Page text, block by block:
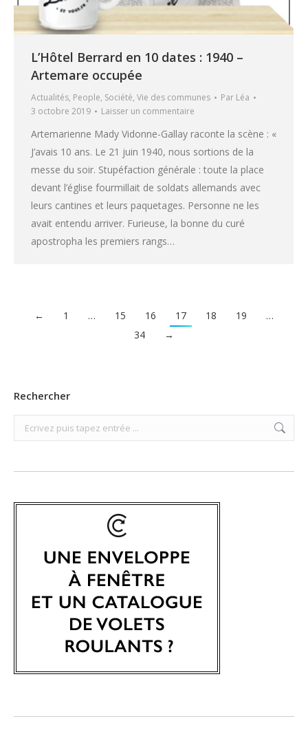
L’Hôtel Berrard en 10 dates : 1940 –
Artemare occupée
Actualités, People, Société, Vie des communes Par Léa
3 octobre 2019
Laisser un commentaire
Artemarienne Mady Vidonne-Gallay raconte la scène : «
J’avais 10 ans. Le 21 juin 1940, nous sortions de la
messe du soir. Stupéfaction générale : toute la place
devant l’église fourmillait de soldats allemands avec
leurs cantines et leurs paquetages. Personne ne les
avait entendu arriver. Furieuse, la bonne du curé
apostropha les premiers rangs…
← 1 … 15 16 17 18 19
…
34
→
Rechercher
Search: